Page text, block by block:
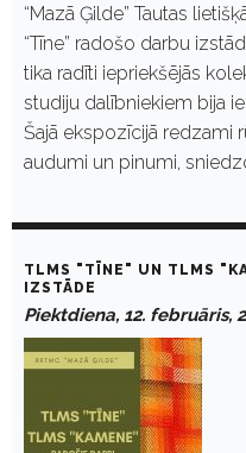
“Mazā Ģilde” Tautas
“Tīne” radošo darbu
tika radīti iepriekšējās
studiju dalībniekiem bija
Šajā ekspozīcijā redzami
audumi un pinumi,
TLMS "TĪNE" UN TLMS
IZSTĀDE
Piektdiena, 12. februāris,